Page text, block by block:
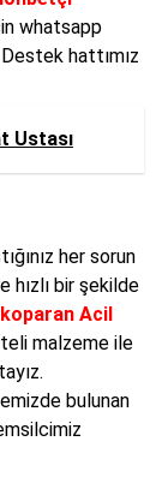
whatsapp
hattımız
Ustası
her sorun
hızlı bir şekilde
Acil
malzeme ile
bulunan